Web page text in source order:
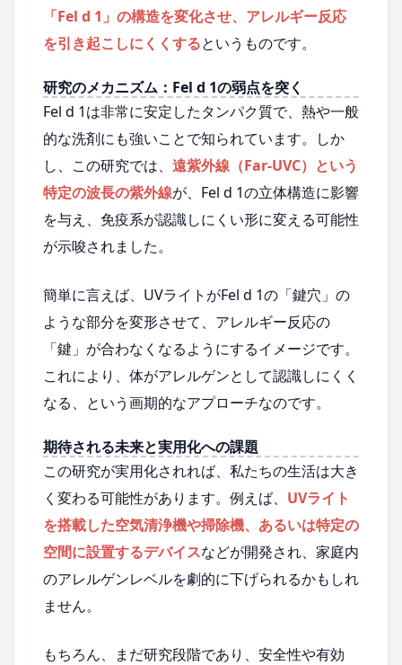
「Fel d 1」の構造を変化させ、アレルギー反応
を引き起こしにくくするというものです。
研究のメカニズム：Fel d 1の弱点を突く
Fel d 1は非常に安定したタンパク質で、熱や一般
的な洗剤にも強いことで知られています。しか
し、この研究では、 遠紫外線（Far-UVC）という
特定の波長の紫外線が、Fel d 1の立体構造に影響
を与え、免疫系が認識しにくい形に変える可能性
が示唆されました。
簡単に言えば、UVライトがFel d 1の「鍵穴」の
ような部分を変形させて、アレルギー反応の
「鍵」が合わなくなるようにするイメージです。
これにより、体がアレルゲンとして認識しにくく
なる、という画期的なアプローチなのです。
期待される未来と実用化への課題
この研究が実用化されれば、私たちの生活は大き
く変わる可能性があります。例えば、 UVライト
を搭載した空気清浄機や掃除機、あるいは特定の
空間に設置するデバイスなどが開発され、家庭内
のアレルゲンレベルを劇的に下げられるかもしれ
ません。
もちろん、まだ研究段階であり、安全性や有効